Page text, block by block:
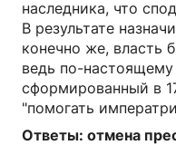
наследника, что
В результате
конечно же, власть
ведь по-
сформированный в
"помогать
Ответы: отмена